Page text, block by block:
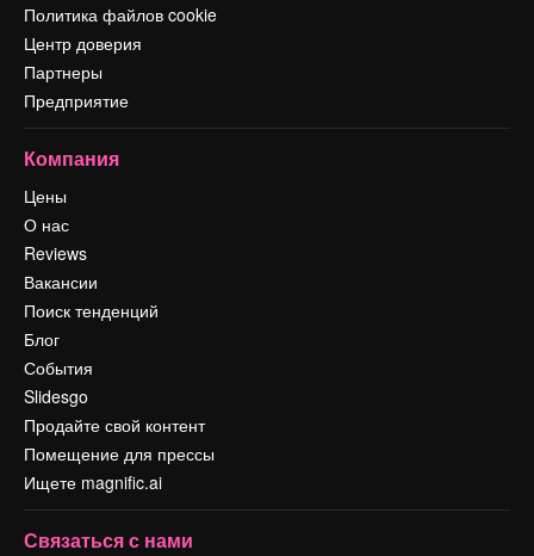
Политика файлов cookie
Центр доверия
Партнеры
Предприятие
Компания
Цены
О нас
Reviews
Вакансии
Поиск тенденций
Блог
События
Slidesgo
Продайте свой контент
Помещение для прессы
Ищете magnific.ai
Связаться с нами